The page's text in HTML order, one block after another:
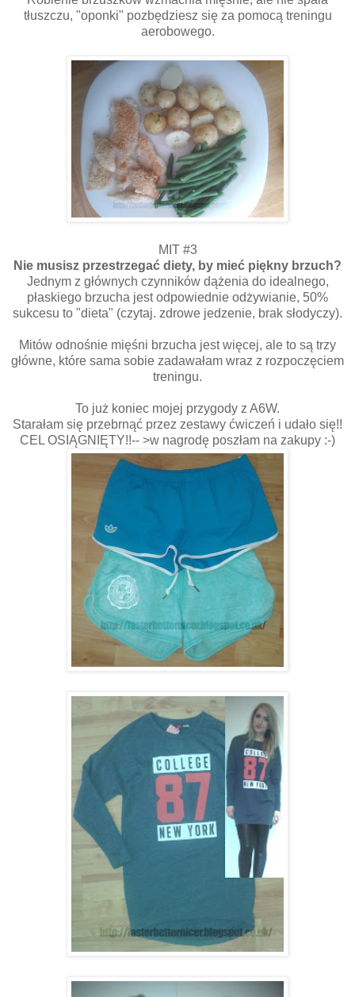
tłuszczu, "oponki" pozbędziesz się za pomocą treningu
aerobowego.
MIT #3
Nie musisz przestrzegać diety, by mieć piękny brzuch?
Jednym z głównych czynników dążenia do idealnego,
płaskiego brzucha jest odpowiednie odżywianie, 50%
sukcesu to "dieta" (czytaj. zdrowe jedzenie, brak słodyczy).
Mitów odnośnie mięśni brzucha jest więcej, ale to są trzy
główne, które sama sobie zadawałam wraz z rozpoczęciem
treningu.
To już koniec mojej przygody z A6W.
Starałam się przebrnąć przez zestawy ćwiczeń i udało się!!
CEL OSIĄGNIĘTY!!-- >w nagrodę poszłam na zakupy :-)